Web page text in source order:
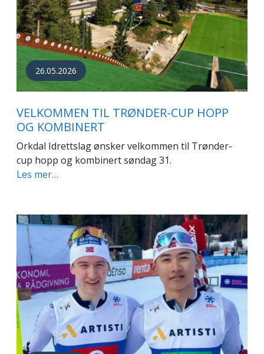
26.05.2026
VELKOMMEN TIL TRØNDER-CUP HOPP
OG KOMBINERT
Orkdal Idrettslag ønsker velkommen til Trønder-
cup hopp og kombinert søndag 31.
Les mer…